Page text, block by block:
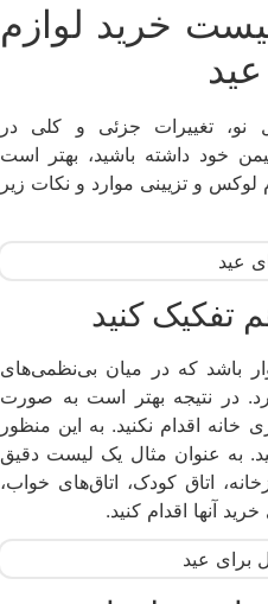
خرید لوازم
نو، تغییرات جزئی و کلی در
خود داشته باشید، بهتر است
لوکس و تزیینی موارد و نکات زیر
تفکیک کنید
باشد که در میان بی‌نظمی‌های
در نتیجه بهتر است به صورت
خانه اقدام نکنید. به این منظور
به عنوان مثال یک لیست دقیق
اتاق کودک، اتاق‌های خواب،
آنها اقدام کنید.